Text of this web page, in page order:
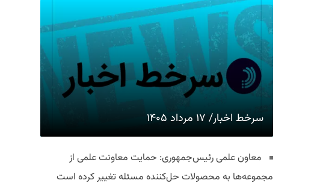
سرخط اخبار/ ۱۷ مرداد ۱۴۰۵
معاون علمی رئیس‌جمهوری: حمایت معاونت علمی از
مجموعه‌ها به محصولات حل‌کننده مسئله تغییر کرده است